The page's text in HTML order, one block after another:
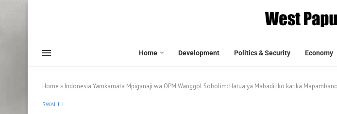
Home Development Politics & Security Economy
Home » Indonesia Yamkamata Mpiganaji wa OPM Wanggol Sobolim: Hatua ya Mabadiliko katika
SWAHILI